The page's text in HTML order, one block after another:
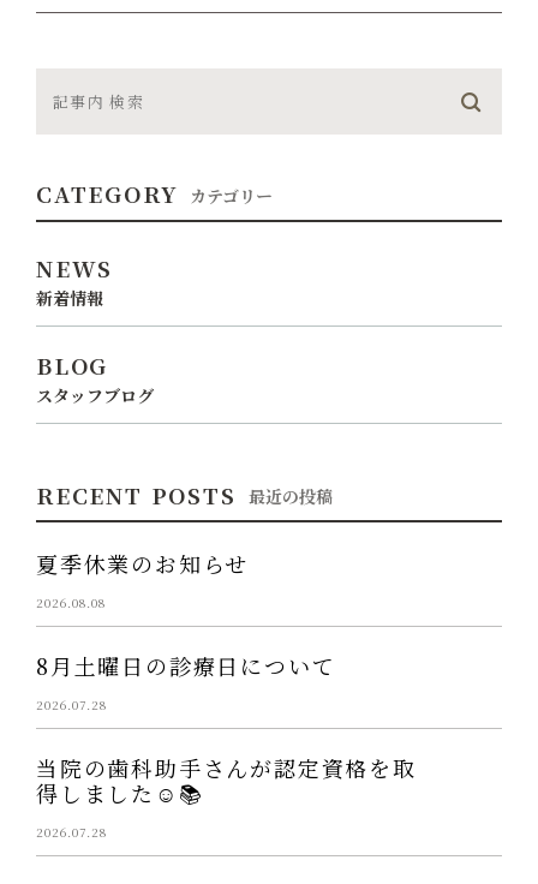
CATEGORY カテゴリー
NEWS
新着情報
BLOG
スタッフブログ
RECENT POSTS 最近の投稿
夏季休業のお知らせ
2026.08.08
8月土曜日の診療日について
2026.07.28
当院の歯科助手さんが認定資格を取
得しました☺️📚
2026.07.28